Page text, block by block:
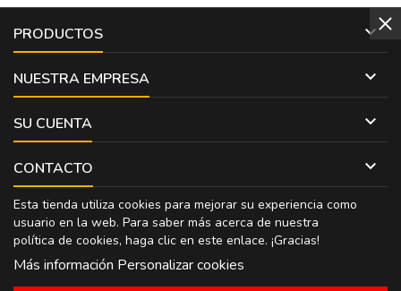
PRODUCTOS 
NUESTRA EMPRESA 
SU CUENTA 
CONTACTO 
Esta tienda utiliza cookies para mejorar su experiencia como
usuario en la web. Para saber más acerca de nuestra
política de cookies, haga clic en este enlace. ¡Gracias!
Más información Personalizar cookies